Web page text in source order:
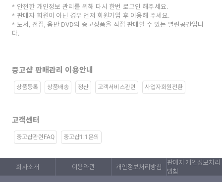
안전한 개인정보 관리를 위해 다시 한번 로그인 해주세요.
판매자 회원이 아닌 경우 먼저 회원가입 후 이용해 주세요.
도서, 전집, 음반 DVD의 중고상품을 직접 판매할 수 있는 열린공간입니
다.
중고샵 판매관리 이용안내
상품등록 상품배송 정산 고객서비스관련 사업자회원전환
고객센터
중고샵관련FAQ 중고샵1:1문의
회사소개 이용약관 개인정보처리방침
판매자 개인정보처리
방침